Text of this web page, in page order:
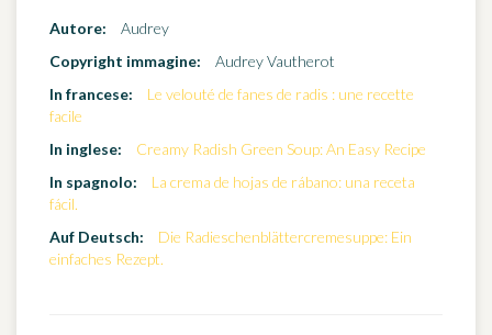
Autore:
Audrey
Copyright immagine:
Audrey Vautherot
In francese:
Le velouté de fanes de radis : une recette
facile
In inglese:
Creamy Radish Green Soup: An Easy Recipe
In spagnolo:
La crema de hojas de rábano: una receta
fácil.
Auf Deutsch:
Die Radieschenblättercremesuppe: Ein
einfaches Rezept.